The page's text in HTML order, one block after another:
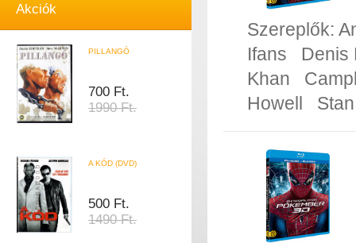
Akciók
PILLANGÓ
700 Ft.
1990 Ft.
A KÓD (DVD)
500 Ft.
1490 Ft.
Szereplők:
Ifans
Denis
Khan
Howell